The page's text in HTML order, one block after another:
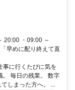
20:00 ・09:00 ～
早めに配り終えて直
事に行くたびに気を
。 毎日の残業。 数字
しまった方へ。 ...